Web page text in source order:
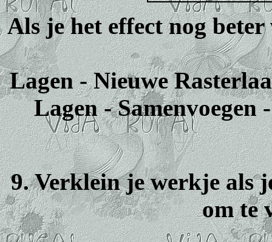
Als je het effect nog
Lagen - Nieuwe
Lagen - Samenvoegen
9. Verklein je werkje als
om te